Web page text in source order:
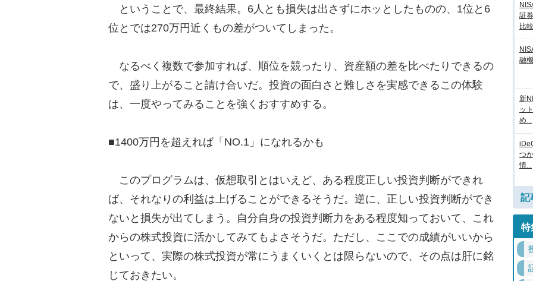
ということで、最終結果。6人とも損失は出さずにホッとしたものの、1位と6
位とでは270万円近くもの差がついてしまった。
なるべく複数で参加すれば、順位を競ったり、資産額の差を比べたりできるの
で、盛り上がること請け合いだ。投資の面白さと難しさを実感できるこの体験
は、一度やってみることを強くおすすめする。
■1400万円を超えれば「NO.1」になれるかも
このプログラムは、仮想取引とはいえど、ある程度正しい投資判断ができれ
ば、それなりの利益は上げることができるそうだ。逆に、正しい投資判断ができ
ないと損失が出てしまう。自分自身の投資判断力をある程度知っておいて、これ
からの株式投資に活かしてみてもよさそうだ。ただし、ここでの成績がいいから
といって、実際の株式投資が常にうまくいくとは限らないので、その点は肝に銘
じておきたい。
証
比較
融
新
ッ
め...
つ
情...
記
特